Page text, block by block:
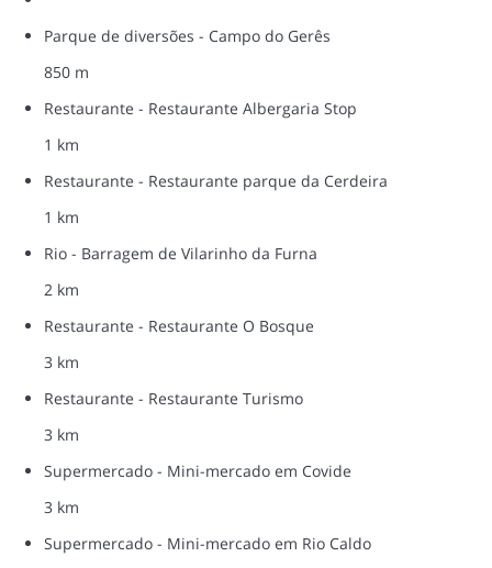
Parque de diversões - Campo do Gerês
850 m
Restaurante - Restaurante Albergaria Stop
1 km
Restaurante - Restaurante parque da Cerdeira
1 km
Rio - Barragem de Vilarinho da Furna
2 km
Restaurante - Restaurante O Bosque
3 km
Restaurante - Restaurante Turismo
3 km
Supermercado - Mini-mercado em Covide
3 km
Supermercado - Mini-mercado em Rio Caldo